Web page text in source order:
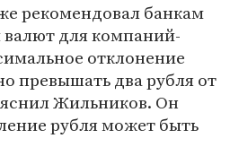
рекомендовал банкам
валют для компаний-
отклонение
превышать два рубля от
Жильников. Он
рубля может быть